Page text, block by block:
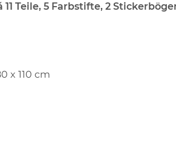
Teile, 5 Farbstifte, 2
x 110 cm